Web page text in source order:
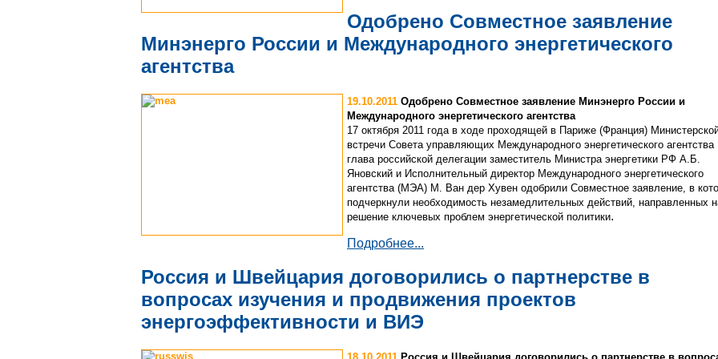
Одобрено Совместное заявление
Минэнерго России и Международного энергетического
агентства
19.10.2011 Одобрено Совместное заявление Минэнерго России и
Международного энергетического агентства
17 октября 2011 года в ходе проходящей в Париже (Франция)
встречи Совета управляющих Международного энергетического агентства
глава российской делегации заместитель Министра энергетики РФ А.Б.
Яновский и Исполнительный директор Международного энергетического
агентства (МЭА) М. Ван дер Хувен одобрили Совместное заявление, в
подчеркнули необходимость незамедлительных действий, направленных
решение ключевых проблем энергетической политики.
Подробнее...
Россия и Швейцария договорились о партнерстве в
вопросах изучения и продвижения проектов
энергоэффективности и ВИЭ